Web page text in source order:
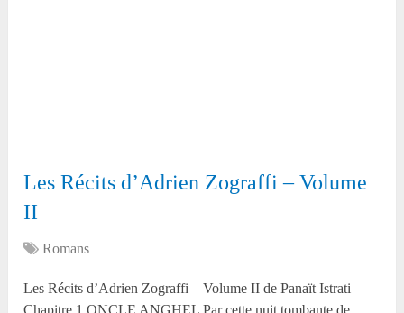
Les Récits d’Adrien Zograffi – Volume
II
Romans
Les Récits d’Adrien Zograffi – Volume II de Panaït Istrati